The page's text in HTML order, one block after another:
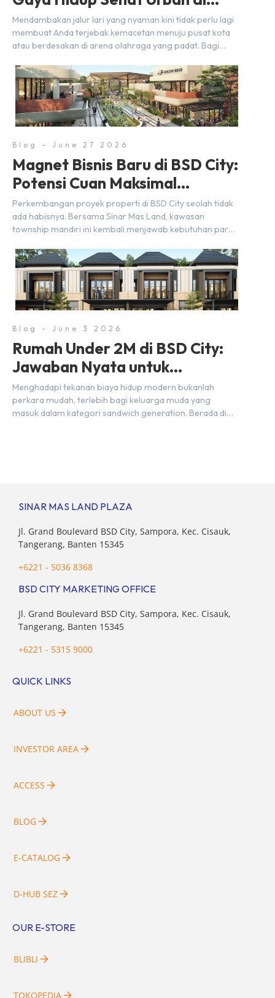
BSD City
Mendambakan jalur lari yang nyaman kini tidak perlu lagi
membuat Anda terjebak kemacetan menuju pusat kota
atau berdesakan di arena olahraga yang padat. Bagi
langsung di lingkungan sekitar yang rindang, estetik, dan
menenangkan. Sebagai kawasan township terpadu, BSD
City terus bertransformasi menjadi area hunian modern
yang sangat mendukung […]
Blog - June 27 2026
Magnet Bisnis Baru di BSD City:
Potensi Cuan Maksimal
Selangkah dari Stasiun
Perkembangan proyek properti di BSD City seolah tidak
ada habisnya. Bersama Sinar Mas Land, kawasan
township mandiri ini kembali menjawab kebutuhan para
lewat kehadiran Wander Alley Walk. Ruko terbaru di BSD
City ini datang dengan keunggulan geografis yang
sangat strategis. Letaknya menempel langsung dengan
dua pusat pergerakan massa […]
Blog - June 3 2026
Rumah Under 2M di BSD City:
Jawaban Nyata untuk
Kebutuhan Generasi Sandwich
Menghadapi tekanan biaya hidup modern bukanlah
perkara mudah, terlebih bagi keluarga muda yang
masuk dalam kategori sandwich generation. Berada di
SINAR MAS LAND PLAZA
Jl. Grand Boulevard BSD City, Sampora, Kec. Cisauk,
Tangerang, Banten 15345
+6221 - 5036 8368
BSD CITY MARKETING OFFICE
Jl. Grand Boulevard BSD City, Sampora, Kec. Cisauk,
Tangerang, Banten 15345
+6221 - 5315 9000
QUICK LINKS
ABOUT US
INVESTOR AREA
ACCESS
BLOG
E-CATALOG
D-HUB SEZ
OUR E-STORE
BLIBLI
TOKOPEDIA